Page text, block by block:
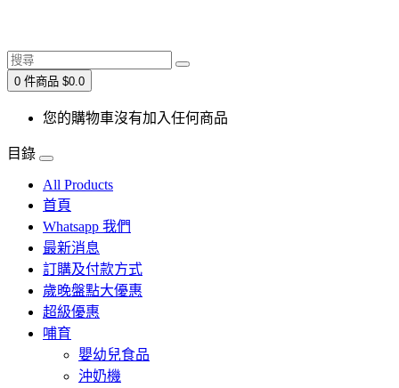
0 件商品 $0.0
您的購物車沒有加入任何商品
目錄
All Products
首頁
Whatsapp 我們
最新消息
訂購及付款方式
歲晚盤點大優惠
超級優惠
哺育
嬰幼兒食品
沖奶機